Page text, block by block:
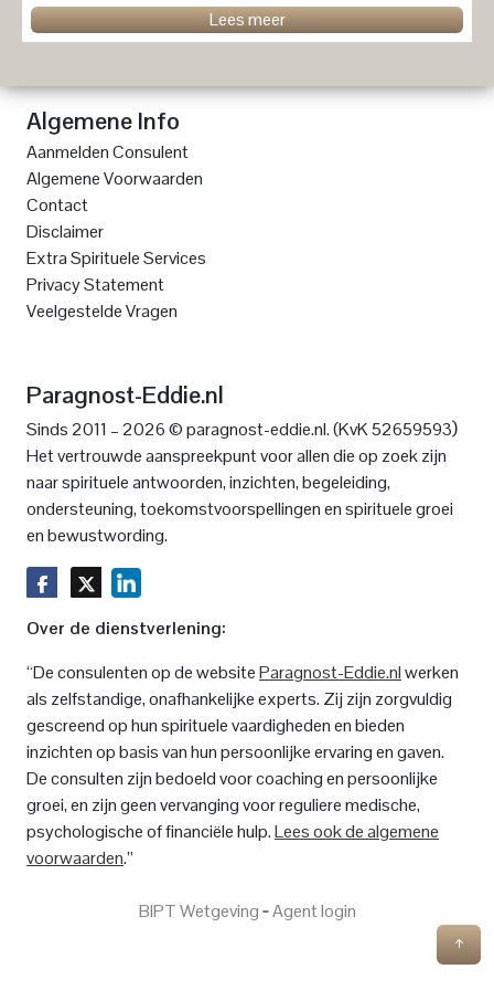
Lees meer
Algemene Info
Aanmelden Consulent
Algemene Voorwaarden
Contact
Disclaimer
Extra Spirituele Services
Privacy Statement
Veelgestelde Vragen
Paragnost-Eddie.nl
Sinds 2011 – 2026 © paragnost-eddie.nl. (KvK 52659593)
Het vertrouwde aanspreekpunt voor allen die op zoek zijn
naar spirituele antwoorden, inzichten, begeleiding,
ondersteuning, toekomstvoorspellingen en spirituele groei
en bewustwording.
Over de dienstverlening:
“De consulenten op de websiteParagnost-Eddie.nlwerken
als zelfstandige, onafhankelijke experts. Zij zijn zorgvuldig
gescreend op hun spirituele vaardigheden en bieden
inzichten op basis van hun persoonlijke ervaring en gaven.
De consulten zijn bedoeld voor coaching en persoonlijke
groei, en zijn geen vervanging voor reguliere medische,
psychologische of financiële hulp.Lees ook de algemene
voorwaarden.”
BIPT Wetgeving‐Agent login